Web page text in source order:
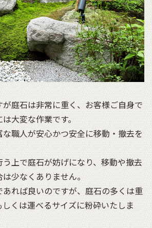
庭石は非常に重く、お客様ご自身で
大変な作業です。
職人が安心かつ安全に移動・撤去を
上で庭石が妨げになり、移動や撤去
少なくありません。
れば良いのですが、庭石の多くは重
くは運べるサイズに粉砕いたしま